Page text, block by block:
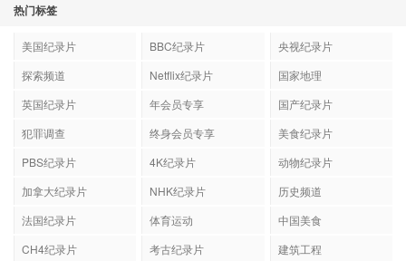
热门标签
美国纪录片 BBC纪录片
央视纪录片
探索频道
Netflix纪录片
国家地理
英国纪录片
年会员专享
国产纪录片
犯罪调查
终身会员专享
美食纪录片
PBS纪录片
4K纪录片
动物纪录片
加拿大纪录片
NHK纪录片
历史频道
法国纪录片
体育运动
中国美食
CH4纪录片
考古纪录片 建筑工程